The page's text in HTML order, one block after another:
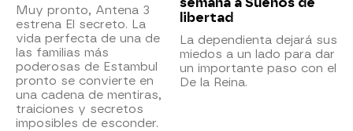
Muy pronto, Antena 3
estrena El secreto. La
vida perfecta de una de
las familias más
poderosas de Estambul
pronto se convierte en
una cadena de mentiras,
traiciones y secretos
imposibles de esconder.
libertad
La dependienta dejará sus
miedos a un lado para dar
un importante paso con el
De la Reina.